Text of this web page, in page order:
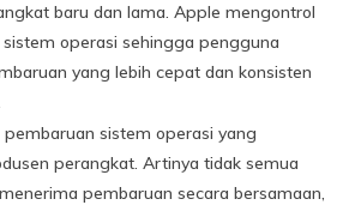
baru dan lama. Apple mengontrol
operasi sehingga pengguna
yang lebih cepat dan konsisten
sistem operasi yang
perangkat. Artinya tidak semua
pembaruan secara bersamaan,